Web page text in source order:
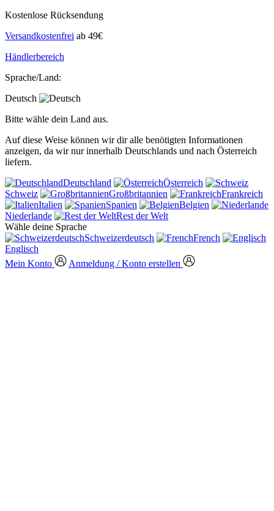
Kostenlose Rücksendung
Versandkostenfrei ab 49€
Händlerbereich
Sprache/Land:
Deutsch
Bitte wähle dein Land aus.
Auf diese Weise können wir dir alle benötigten Informationen
anzeigen, da wir nur innerhalb Deutschlands und nach Österreich
liefern.
Deutschland
Österreich
Schweiz
Großbritannien
Frankreich
Italien
Spanien
Belgien
Niederlande
Rest der Welt
Wähle deine Sprache
Schweizerdeutsch
French
Englisch
Mein Konto
Anmeldung / Konto erstellen